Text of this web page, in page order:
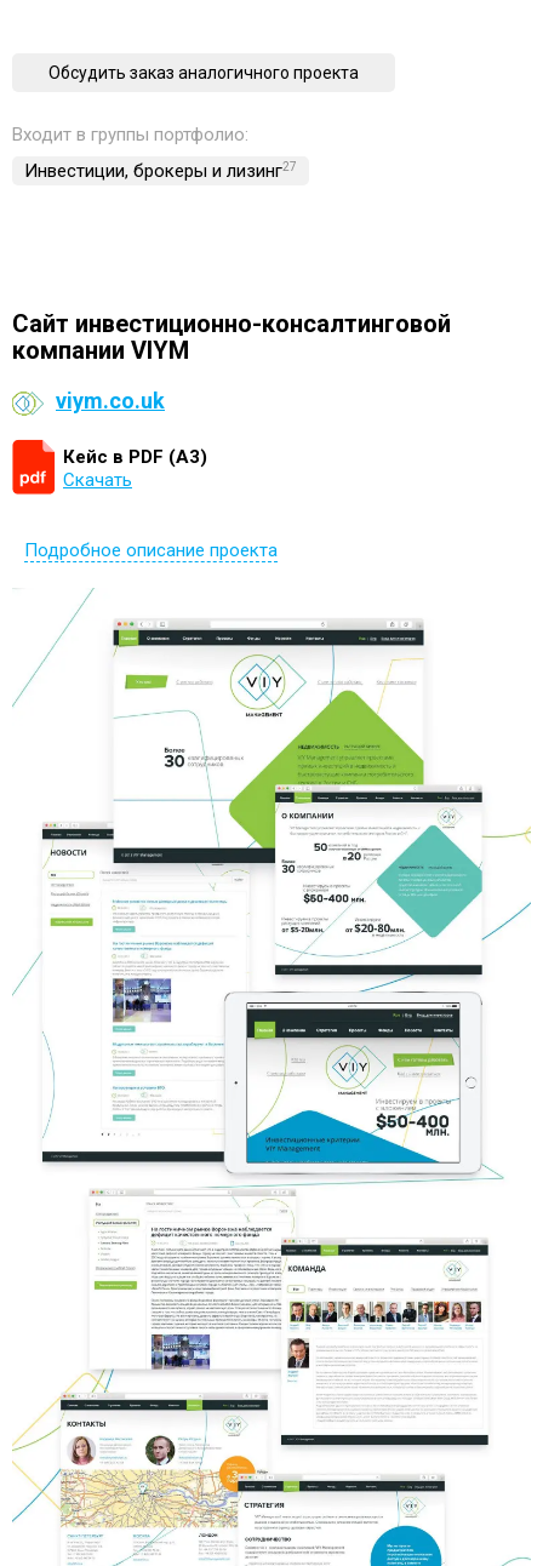
Обсудить заказ аналогичного проекта
Входит в группы портфолио:
Инвестиции, брокеры и лизинг27
Cайт инвестиционно-консалтинговой
компании VIYM
viym.co.uk
Кейс в PDF (А3)
Скачать
Подробное описание проекта